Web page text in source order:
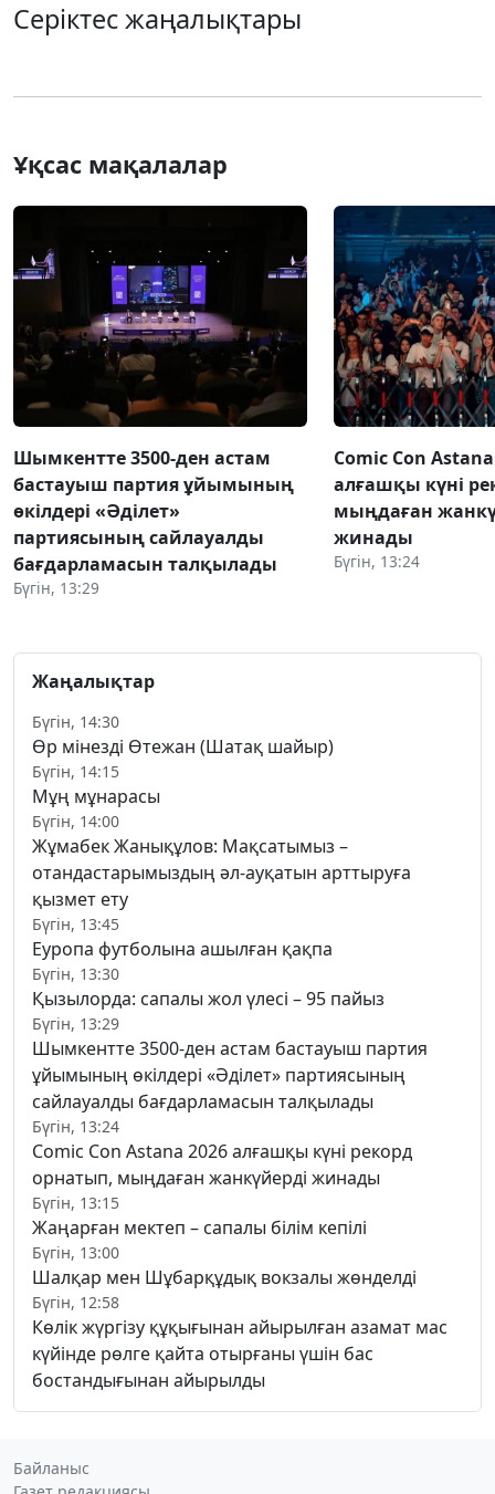
Серіктес жаңалықтары
Ұқсас мақалалар
Шымкентте 3500-ден астам
бастауыш партия ұйымының
өкілдері «Әділет»
партиясының сайлауалды
бағдарламасын талқылады
Бүгін, 13:29
Comic Con
алғашқы күні
мыңдаған
жинады
Бүгін, 13:24
Жаңалықтар
Бүгін, 14:30
Өр мінезді Өтежан (Шатақ шайыр)
Бүгін, 14:15
Мұң мұнарасы
Бүгін, 14:00
Жұмабек Жанықұлов: Мақсатымыз –
отандастарымыздың әл-ауқатын арттыруға
қызмет ету
Бүгін, 13:45
Еуропа футболына ашылған қақпа
Бүгін, 13:30
Қызылорда: сапалы жол үлесі – 95 пайыз
Бүгін, 13:29
Шымкентте 3500-ден астам бастауыш партия
ұйымының өкілдері «Әділет» партиясының
сайлауалды бағдарламасын талқылады
Бүгін, 13:24
Comic Con Astana 2026 алғашқы күні рекорд
орнатып, мыңдаған жанкүйерді жинады
Бүгін, 13:15
Жаңарған мектеп – сапалы білім кепілі
Бүгін, 13:00
Шалқар мен Шұбарқұдық вокзалы жөнделді
Бүгін, 12:58
Көлік жүргізу құқығынан айырылған азамат мас
күйінде рөлге қайта отырғаны үшін бас
бостандығынан айырылды
Байланыс